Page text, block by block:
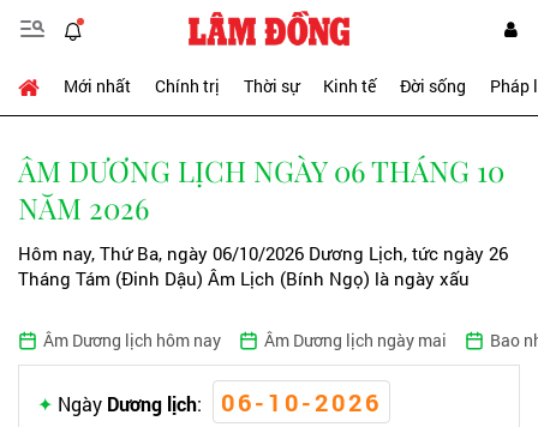
Mới nhất Chính trị Thời sự Kinh tế Đời sống Pháp
ÂM DƯƠNG LỊCH NGÀY 06 THÁNG 10
NĂM 2026
Hôm nay, Thứ Ba, ngày 06/10/2026 Dương Lịch, tức ngày 26
Tháng Tám (Đinh Dậu) Âm Lịch (Bính Ngọ) là ngày xấu
Âm Dương lịch hôm nay Âm Dương lịch ngày mai Bao
Ngày Dương lịch: 06-10-2026